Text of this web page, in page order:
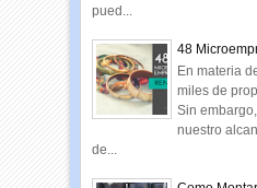
pued...
48
En materia
miles de
Sin
nuestro
de...